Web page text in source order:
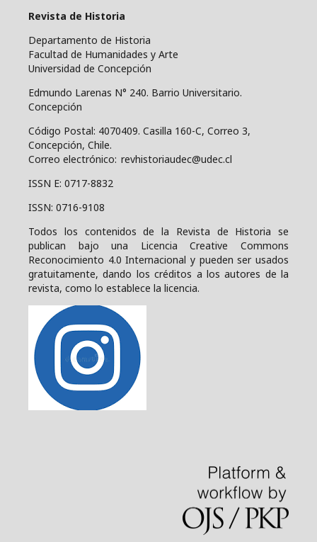
Revista de Historia
Departamento de Historia
Facultad de Humanidades y Arte
Universidad de Concepción
Edmundo Larenas N° 240. Barrio Universitario.
Concepción
Código Postal: 4070409. Casilla 160-C, Correo 3,
Concepción, Chile.
Correo electrónico: revhistoriaudec@udec.cl
ISSN E: 0717-8832
ISSN: 0716-9108
Todos los contenidos de la Revista de Historia se
publican bajo una
Licencia Creative Commons
Reconocimiento 4.0 Internacional y pueden ser usados
gratuitamente, dando los créditos a los autores de la
revista, como lo establece la licencia.